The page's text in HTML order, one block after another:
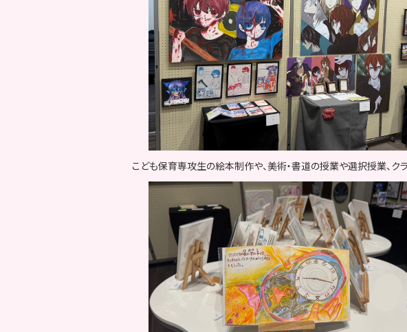
こども保育専攻生の絵本制作や、美術・書道の授業や選択授業、